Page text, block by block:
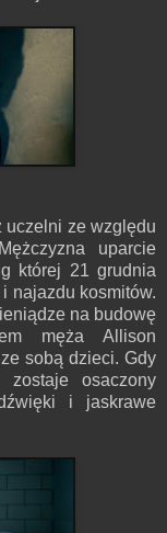
uczelni ze względu
uparcie
której 21 grudnia
najazdu kosmitów.
na budowę
męża Allison
sobą dzieci. Gdy
zostaje osaczony
i jaskrawe